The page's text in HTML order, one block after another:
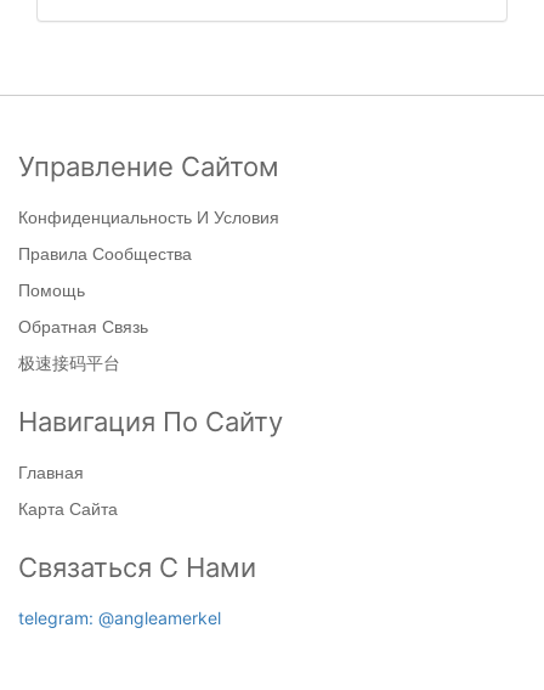
Управление Сайтом
Конфиденциальность И Условия
Правила Сообщества
Помощь
Обратная Связь
极速接码平台
Навигация По Сайту
Главная
Карта Сайта
Связаться С Нами
telegram: @angleamerkel